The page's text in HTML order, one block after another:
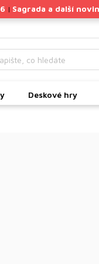
| Sagrada a další
Deskové hry